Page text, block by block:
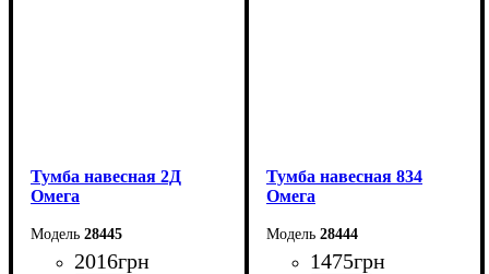
Тумба навесная 2Д
Омега
28445
2016грн
Тумба навесная 834
Омега
28444
1475грн